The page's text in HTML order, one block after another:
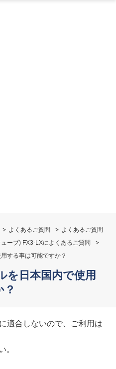
よくあるご質問
よくあるご質問
ーブ) FX3-LXによくあるご質問
する事は可能ですか？
を日本国内で使用
適合しないので、ご利用は
。